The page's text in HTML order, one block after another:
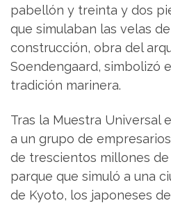
pabellón y treinta y dos
que simulaban las velas
construcción, obra del
Soendengaard, simbolizó
tradición marinera.
Tras la Muestra Universal
a un grupo de
de trescientos millones
parque que simuló a una
de Kyoto, los japoneses